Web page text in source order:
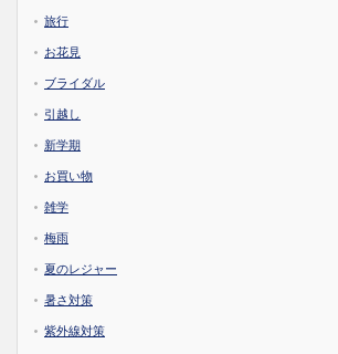
旅行
お花見
ブライダル
引越し
新学期
お買い物
雑学
梅雨
夏のレジャー
暑さ対策
紫外線対策